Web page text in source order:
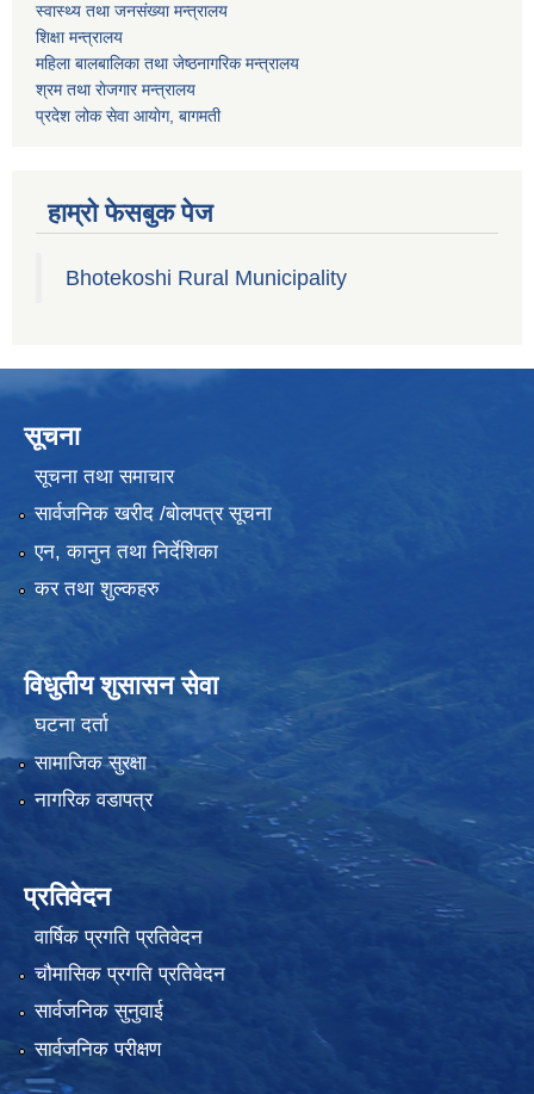
स्वास्थ्य तथा जनस‌ंख्या मन्त्रालय
शिक्षा मन्त्रालय
महिला बालबालिका तथा जेष्ठनागरिक मन्त्रालय
श्रम तथा राेजगार मन्त्रालय
प्रदेश लोक सेवा आयाेग, बागमती
हाम्रो फेसबुक पेज
Bhotekoshi Rural Municipality
सूचना
सूचना तथा समाचार
सार्वजनिक खरीद /बोलपत्र सूचना
एन, कानुन तथा निर्देशिका
कर तथा शुल्कहरु
विधुतीय शुसासन सेवा
घटना दर्ता
सामाजिक सुरक्षा
नागरिक वडापत्र
प्रतिवेदन
वार्षिक प्रगति प्रतिवेदन
चौमासिक प्रगति प्रतिवेदन
सार्वजनिक सुनुवाई
सार्वजनिक परीक्षण